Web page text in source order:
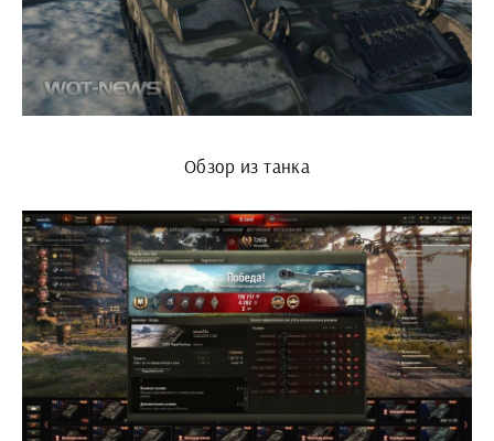
Обзор из танка